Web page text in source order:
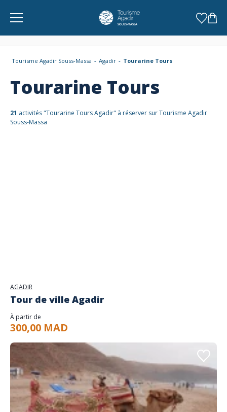
Tourisme Agadir Souss-Massa Agadir Tourarine Tours
Tourarine Tours
21 activités "Tourarine Tours Agadir" à réserver sur Tourisme Agadir
Souss-Massa
AGADIR
Tour de ville Agadir
À partir de
300,00 MAD